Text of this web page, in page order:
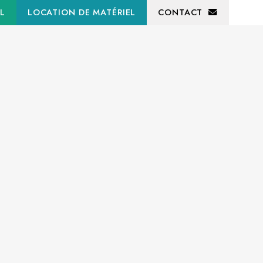
LOCATION DE MATÉRIEL CONTACT